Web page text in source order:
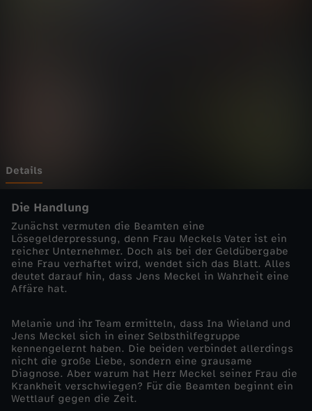
a
n
t
e
E
i
Details
Die Handlung
Zunächst vermuten die Beamten eine
Lösegelderpressung, denn Frau Meckels Vater ist ein
reicher Unternehmer. Doch als bei der Geldübergabe
eine Frau verhaftet wird, wendet sich das Blatt. Alles
deutet darauf hin, dass Jens Meckel in Wahrheit eine
Affäre hat.
Melanie und ihr Team ermitteln, dass Ina Wieland und
Jens Meckel sich in einer Selbsthilfegruppe
kennengelernt haben. Die beiden verbindet allerdings
nicht die große Liebe, sondern eine grausame
Diagnose. Aber warum hat Herr Meckel seiner Frau die
Krankheit verschwiegen? Für die Beamten beginnt ein
Wettlauf gegen die Zeit.